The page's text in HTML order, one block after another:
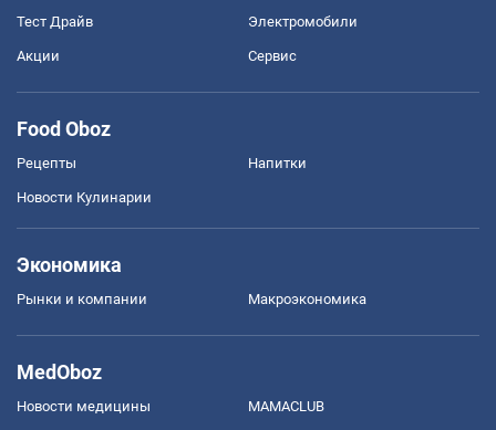
Тест Драйв Электромобили
Акции Сервис
Food Oboz
Рецепты Напитки
Новости Кулинарии
Экономика
Рынки и компании Mакроэкономика
MedOboz
Новости медицины MAMACLUB